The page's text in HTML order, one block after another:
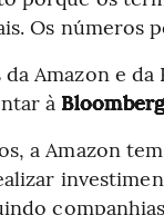
Os números
Amazon e da
à
a Amazon